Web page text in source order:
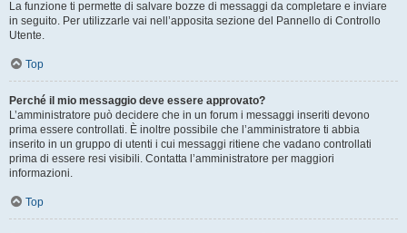
La funzione ti permette di salvare bozze di messaggi da completare e inviare
in seguito. Per utilizzarle vai nell’apposita sezione del Pannello di Controllo
Utente.
Top
Perché il mio messaggio deve essere approvato?
L’amministratore può decidere che in un forum i messaggi inseriti devono
prima essere controllati. È inoltre possibile che l’amministratore ti abbia
inserito in un gruppo di utenti i cui messaggi ritiene che vadano controllati
prima di essere resi visibili. Contatta l’amministratore per maggiori
informazioni.
Top